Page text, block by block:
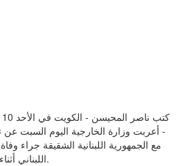
- أعربت وزارة الخارجية اليوم السبت
مع الجمهورية اللبنانية الشقيقة جراء
اللبناني أثناء تأدية مهامهم في جنوب لبنان.